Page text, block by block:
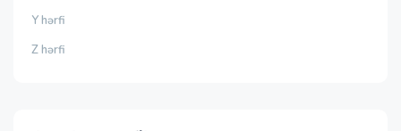
Y hərfi
Z hərfi